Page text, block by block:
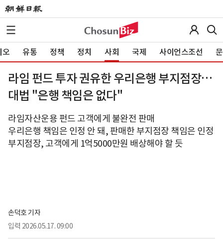
오 유통 정책 정치 사회 국제 사이언스조선
라임 펀드 투자 권유한 우리은행 부지점장…
대법 "은행 책임은 없다"
라임자산운용 펀드 고객에게 불완전 판매
우리은행 책임은 인정 안 돼, 판매한 부지점장 책임은 인정
부지점장, 고객에게 1억5000만원 배상해야 할 듯
손덕호 기자
입력 2026.05.17. 09:00